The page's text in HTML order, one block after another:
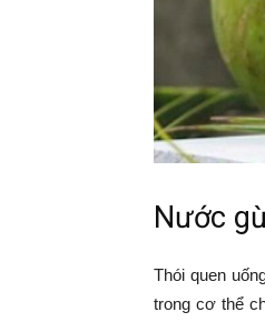
Nước
Thói quen
trong cơ thể